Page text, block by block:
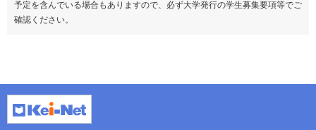
予定を含んでいる場合もありますので、必ず大学発行の学生募集要項等でご
確認ください。